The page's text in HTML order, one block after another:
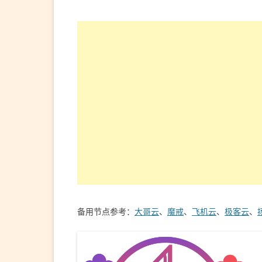
备用节点参考： 大哥云、 魔戒、 飞机云、 极客云、